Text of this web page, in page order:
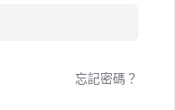
忘記密碼？